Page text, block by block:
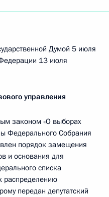
Думой 5 июля
13 июля
управления
законом «О выборах
Федерального Собрания
порядок замещения
и основания для
списка
распределению
передан депутатский